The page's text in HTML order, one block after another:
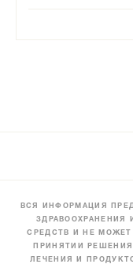
ВСЯ ИНФОРМАЦИЯ
ЗДРАВООХРАНЕНИЯ
СРЕДСТВ И НЕ МОЖЕТ
ПРИНЯТИИ
ЛЕЧЕНИЯ И